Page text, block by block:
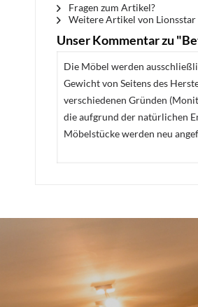
Fragen zum Artikel?
Weitere Artikel von Lionsstar
Unser Kommentar zu
Die Möbel werden
Gewicht von Seitens des
verschiedenen Gründen
die aufgrund der natürlichen
Möbelstücke werden neu